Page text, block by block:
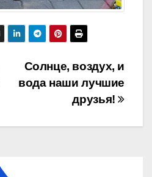
Солнце, воздух, и
вода наши лучшие
друзья!